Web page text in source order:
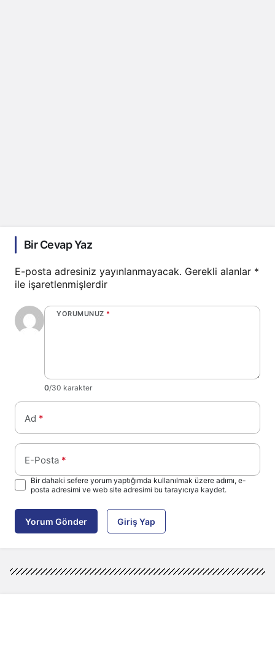
Bir Cevap Yaz
E-posta adresiniz yayınlanmayacak. Gerekli alanlar *
ile işaretlenmişlerdir
YORUMUNUZ *
0/30 karakter
Ad *
E-Posta *
Bir dahaki sefere yorum yaptığımda kullanılmak üzere adımı, e-
posta adresimi ve web site adresimi bu tarayıcıya kaydet.
Yorum Gönder Giriş Yap